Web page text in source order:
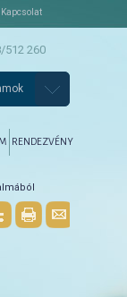
Kapcsolat
512 260
RENDEZVÉNY